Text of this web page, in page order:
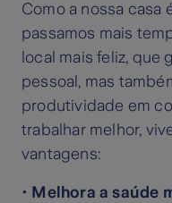
Como a nossa casa
passamos mais
local mais feliz, que
pessoal, mas
produtividade em
trabalhar melhor,
vantagens:
• Melhora a saúde